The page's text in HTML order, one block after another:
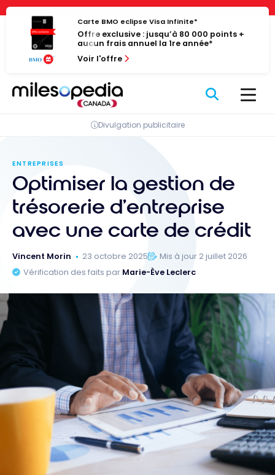
Panneau de gestion des cookies
Passer
contenu
Carte BMO eclipse Visa Infinite*
Offre exclusive : jusqu’à 80 000 points +
aucun frais annuel la 1re année*
Voir l'offre
Divulgation publicitaire
ENTREPRISES
Optimiser la gestion de
trésorerie d’entreprise
avec une carte de crédit
Vincent Morin 23 octobre 2025
Mis à jour 2 juillet 2026
Vérification des faits par Marie-Ève Leclerc